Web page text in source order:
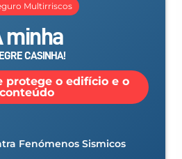
Multirriscos
minha
CASINHA!
protege o edifício e o
conteúdo
Fenómenos Sismicos